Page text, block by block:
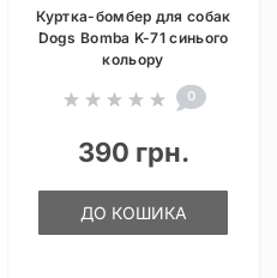
Куртка-бомбер для собак
Dogs Bomba K-71 синього
кольору
0
390 грн.
ДО КОШИКА